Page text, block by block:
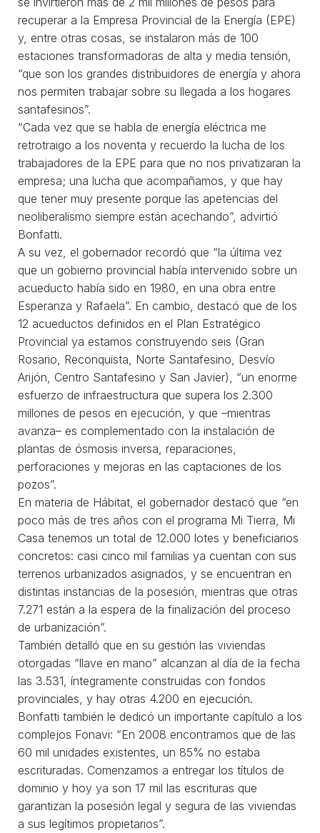
recuperar a la Empresa Provincial de la Energía (EPE)
y, entre otras cosas, se instalaron más de 100
estaciones transformadoras de alta y media tensión,
“que son los grandes distribuidores de energía y ahora
nos permiten trabajar sobre su llegada a los hogares
santafesinos”.
“Cada vez que se habla de energía eléctrica me
retrotraigo a los noventa y recuerdo la lucha de los
trabajadores de la EPE para que no nos privatizaran la
empresa; una lucha que acompañamos, y que hay
que tener muy presente porque las apetencias del
neoliberalismo siempre están acechando”, advirtió
Bonfatti.
A su vez, el gobernador recordó que “la última vez
que un gobierno provincial había intervenido sobre un
acueducto había sido en 1980, en una obra entre
Esperanza y Rafaela”. En cambio, destacó que de los
12 acueductos definidos en el Plan Estratégico
Provincial ya estamos construyendo seis (Gran
Rosario, Reconquista, Norte Santafesino, Desvío
Arijón, Centro Santafesino y San Javier), “un enorme
esfuerzo de infraestructura que supera los 2.300
millones de pesos en ejecución, y que –mientras
avanza– es complementado con la instalación de
plantas de ósmosis inversa, reparaciones,
perforaciones y mejoras en las captaciones de los
pozos”.
En materia de Hábitat, el gobernador destacó que “en
poco más de tres años con el programa Mi Tierra, Mi
Casa tenemos un total de 12.000 lotes y beneficiarios
concretos: casi cinco mil familias ya cuentan con sus
terrenos urbanizados asignados, y se encuentran en
distintas instancias de la posesión, mientras que otras
7.271 están a la espera de la finalización del proceso
de urbanización”.
También detalló que en su gestión las viviendas
otorgadas “llave en mano” alcanzan al día de la fecha
las 3.531, íntegramente construidas con fondos
provinciales, y hay otras 4.200 en ejecución.
Bonfatti también le dedicó un importante capítulo a los
complejos Fonavi: “En 2008 encontramos que de las
60 mil unidades existentes, un 85% no estaba
escrituradas. Comenzamos a entregar los títulos de
dominio y hoy ya son 17 mil las escrituras que
garantizan la posesión legal y segura de las viviendas
a sus legítimos propietarios”.